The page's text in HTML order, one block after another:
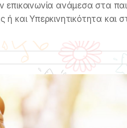
επικοινωνία ανάμεσα στα
ή και Υπερκινητικότητα και